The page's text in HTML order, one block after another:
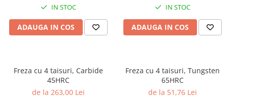
IN STOC
ADAUGA IN COS
IN STOC
ADAUGA IN COS
Freza cu 4 taisuri, Carbide
45HRC
de la 263,00 Lei
Freza cu 4 taisuri, Tungsten
65HRC
de la 51,76 Lei